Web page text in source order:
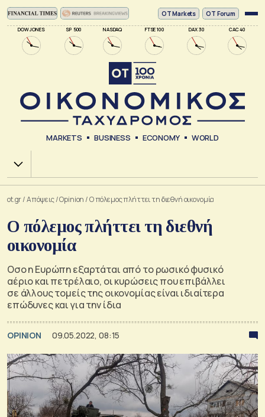
DOW JONES SP 500 NASDAQ FTSE 100 DAX 30 CAC 40
ΟΤ Markets OT Forum
MARKETS BUSINESS ECONOMY WORLD
Χ.Α.
ot.gr/Απόψεις/Opinion /Ο πόλεμος πλήττει τη διεθνή οικονομία
Ο πόλεμος πλήττει τη διεθνή
οικονομία
Οσο η Ευρώπη εξαρτάται από το ρωσικό φυσικό
αέριο και πετρέλαιο, οι κυρώσεις που επιβάλλει
σε άλλους τομείς της οικονομίας είναι ιδιαίτερα
επώδυνες και για την ίδια
OPINION 09.05.2022, 08:15